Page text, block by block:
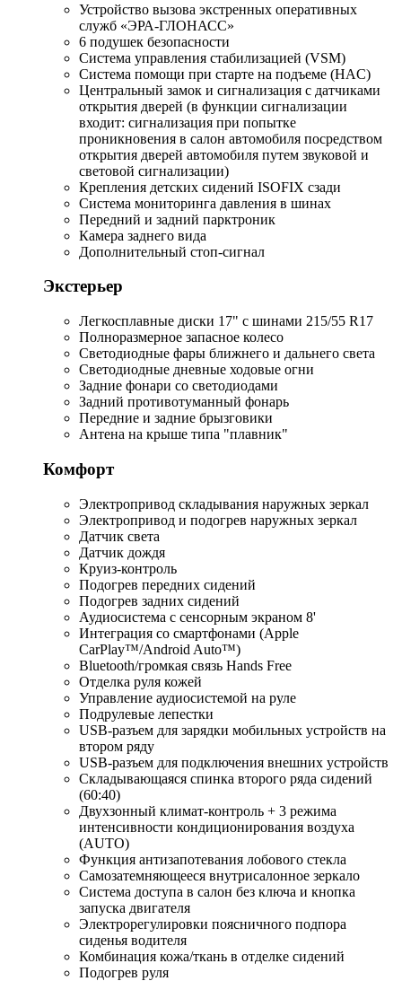
Устройство вызова экстренных оперативных
служб «ЭРА-ГЛОНАСС»
6 подушек безопасности
Система управления стабилизацией (VSM)
Система помощи при старте на подъеме (HAC)
Центральный замок и сигнализация с датчиками
открытия дверей (в функции сигнализации
входит: сигнализация при попытке
проникновения в салон автомобиля посредством
открытия дверей автомобиля путем звуковой и
световой сигнализации)
Крепления детских сидений ISOFIX сзади
Система мониторинга давления в шинах
Передний и задний парктроник
Камера заднего вида
Дополнительный стоп-сигнал
Экстерьер
Легкосплавные диски 17" с шинами 215/55 R17
Полноразмерное запасное колесо
Светодиодные фары ближнего и дальнего света
Светодиодные дневные ходовые огни
Задние фонари со светодиодами
Задний противотуманный фонарь
Передние и задние брызговики
Антена на крыше типа "плавник"
Комфорт
Электропривод складывания наружных зеркал
Электропривод и подогрев наружных зеркал
Датчик света
Датчик дождя
Круиз-контроль
Подогрев передних сидений
Подогрев задних сидений
Аудиосистема с сенсорным экраном 8'
Интеграция со смартфонами (Apple
CarPlay™/Android Auto™)
Bluetooth/громкая связь Hands Free
Отделка руля кожей
Управление аудиосистемой на руле
Подрулевые лепестки
USB-разъем для зарядки мобильных устройств на
втором ряду
USB-разъем для подключения внешних устройств
Складывающаяся спинка второго ряда сидений
(60:40)
Двухзонный климат-контроль + 3 режима
интенсивности кондиционирования воздуха
(AUTO)
Функция антизапотевания лобового стекла
Самозатемняющееся внутрисалонное зеркало
Система доступа в салон без ключа и кнопка
запуска двигателя
Электрорегулировки поясничного подпора
сиденья водителя
Комбинация кожа/ткань в отделке сидений
Подогрев руля